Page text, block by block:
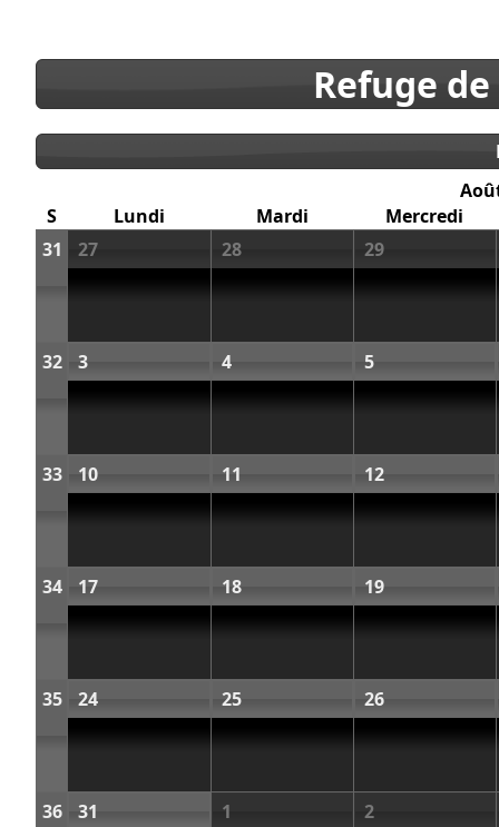
Refuge
S
Lundi Mardi
Mercredi
31
27 28 29
32 3 4 5
33 10 11 12
34 17 18 19
35 24 25 26
36 31 1 2